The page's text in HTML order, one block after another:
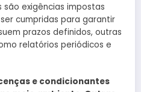
exigências impostas
cumpridas para garantir
prazos definidos, outras
relatórios periódicos e
e condicionantes